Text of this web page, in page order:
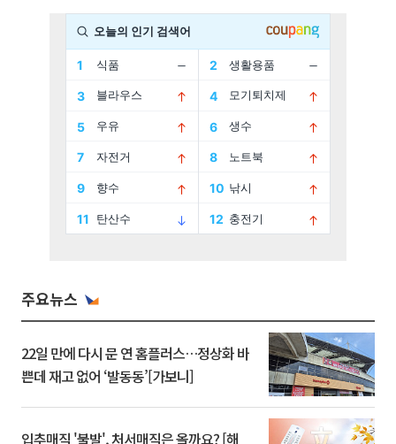
주요뉴스
22일 만에 다시 문 연 홈플러스…정상화 바
쁜데 재고 없어 ‘발동동’[가보니]
입추매직 '불발', 처서매직은 올까요? [해